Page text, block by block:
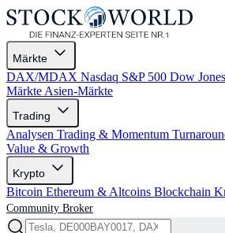
Märkte
DAX/MDAX Nasdaq S&P 500 Dow Jones
Märkte Asien-Märkte
Trading
Analysen Trading & Momentum
Value & Growth
Krypto
Bitcoin Ethereum & Altcoins Blockchain
Community Broker